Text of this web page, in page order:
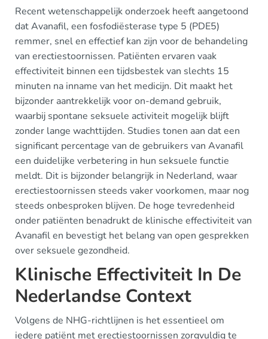
Recent wetenschappelijk onderzoek heeft aangetoond
dat Avanafil, een fosfodiësterase type 5 (PDE5)
remmer, snel en effectief kan zijn voor de behandeling
van erectiestoornissen. Patiënten ervaren vaak
effectiviteit binnen een tijdsbestek van slechts 15
minuten na inname van het medicijn. Dit maakt het
bijzonder aantrekkelijk voor on-demand gebruik,
waarbij spontane seksuele activiteit mogelijk blijft
zonder lange wachttijden. Studies tonen aan dat een
significant percentage van de gebruikers van Avanafil
een duidelijke verbetering in hun seksuele functie
meldt. Dit is bijzonder belangrijk in Nederland, waar
erectiestoornissen steeds vaker voorkomen, maar nog
steeds onbesproken blijven. De hoge tevredenheid
onder patiënten benadrukt de klinische effectiviteit van
Avanafil en bevestigt het belang van open gesprekken
over seksuele gezondheid.
Klinische Effectiviteit In De
Nederlandse Context
Volgens de NHG-richtlijnen is het essentieel om
iedere patiënt met erectiestoornissen zorgvuldig te